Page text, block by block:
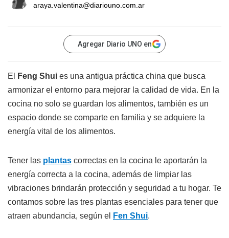
araya.valentina@diariouno.com.ar
Agregar Diario UNO en
El Feng Shui es una antigua práctica china que busca
armonizar el entorno para mejorar la calidad de vida. En la
cocina no solo se guardan los alimentos, también es un
espacio donde se comparte en familia y se adquiere la
energía vital de los alimentos.
Tener las plantas correctas en la cocina le aportarán la
energía correcta a la cocina, además de limpiar las
vibraciones brindarán protección y seguridad a tu hogar. Te
contamos sobre las tres plantas esenciales para tener que
atraen abundancia, según el
Fen Shui.